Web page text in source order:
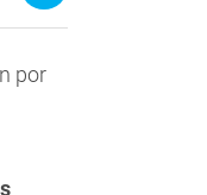
por